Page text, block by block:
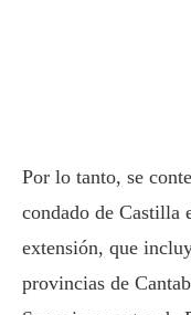
Por lo tanto, se
condado de Castilla
extensión, que
provincias de